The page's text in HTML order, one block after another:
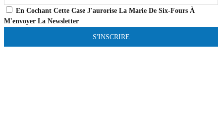
En Cochant Cette Case J'aurorise La Marie De Six-Fours À
M'envoyer La Newsletter
S'INSCRIRE